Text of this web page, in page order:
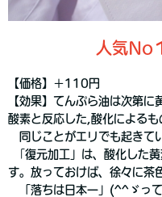
人気No１
【価格】＋110円
【効果】てんぷら油は次第
酸素と反応した,酸化によるも
同じことがエリでも起きて
｢復元加工」は、酸化した
す。放っておけば、徐々に茶
「落ちは日本一」(^^ゞって